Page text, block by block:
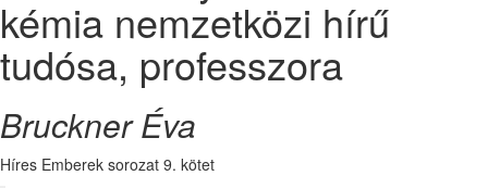
kémia nemzetközi hírű
tudósa, professzora
Bruckner Éva
Híres Emberek sorozat 9. kötet